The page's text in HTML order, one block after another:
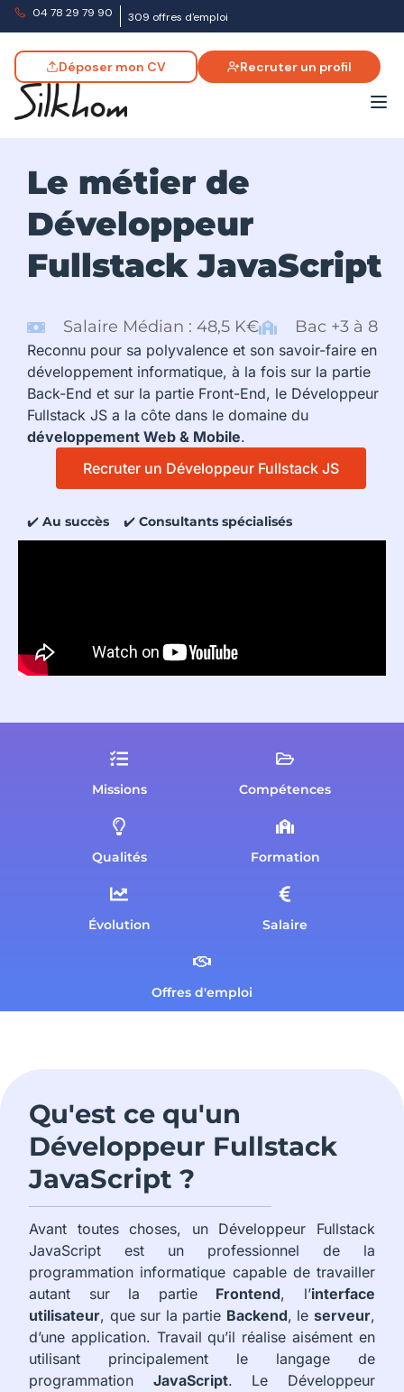
04 78 29 79 90 309 offres d'emploi
Déposer mon CV Recruter un profil
Le métier de
Développeur
Fullstack JavaScript
Salaire Médian : 48,5 K€ Bac +3 à 8
Reconnu pour sa polyvalence et son savoir-faire en
développement informatique, à la fois sur la partie
Back-End et sur la partie Front-End, le Développeur
Fullstack JS a la côte dans le domaine du
développement Web & Mobile.
Recruter un Développeur Fullstack JS
✔️ Au succès ✔️ Consultants spécialisés
Missions Compétences
Qualités Formation
Évolution Salaire
Offres d'emploi
Qu'est ce qu'un
Développeur Fullstack
JavaScript ?
Avant toutes choses, un Développeur Fullstack
JavaScript est un professionnel de la
programmation informatique capable de travailler
autant sur la partie Frontend, l’interface
utilisateur, que sur la partie Backend, leserveur,
d’une application. Travail qu’il réalise aisément en
utilisant principalement le langage de
programmation JavaScript. Le Développeur